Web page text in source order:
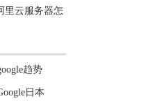
里云服务器怎
趋势
日本